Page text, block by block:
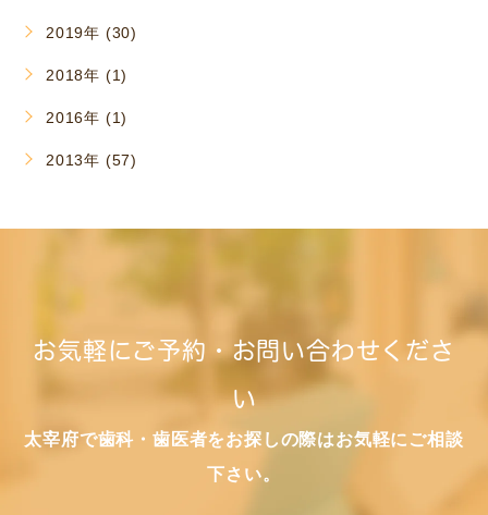
2019年 (30)
2018年 (1)
2016年 (1)
2013年 (57)
お気軽にご予約・お問い合わせくださ
い
太宰府で歯科・歯医者をお探しの際はお気軽にご相談
下さい。